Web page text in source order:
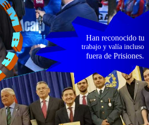
Han reconocido tu
trabajo y valía incluso
fuera de Prisiones.